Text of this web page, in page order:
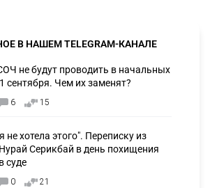
В НАШЕМ TELEGRAM-КАНАЛЕ
не будут проводить в начальных
сентября. Чем их заменят?
6 15
хотела этого". Переписку из
Серикбай в день похищения
суде
0 21